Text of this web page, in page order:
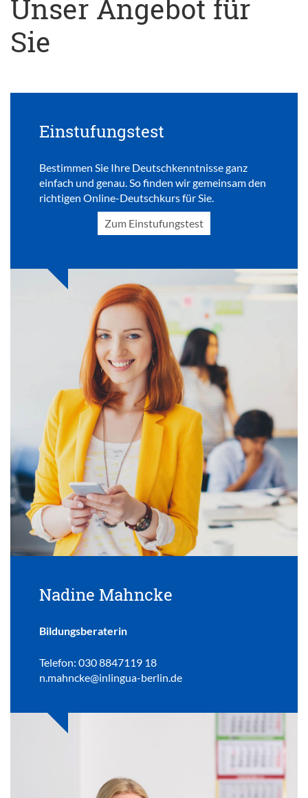
Unser Angebot für
Sie
Einstufungstest
Bestimmen Sie Ihre Deutschkenntnisse ganz
einfach und genau. So finden wir gemeinsam den
richtigen Online-Deutschkurs für Sie.
Zum Einstufungstest
Nadine Mahncke
Bildungsberaterin
Telefon: 030 8847119 18
n.mahncke@inlingua-berlin.de